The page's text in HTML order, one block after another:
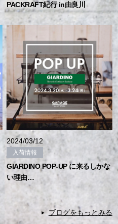
PACKRAFT紀行 in由良川
2024/03/12
入荷情報
GIARDINO POP-UP に来るしかな
い理由…
ブログをもっとみる